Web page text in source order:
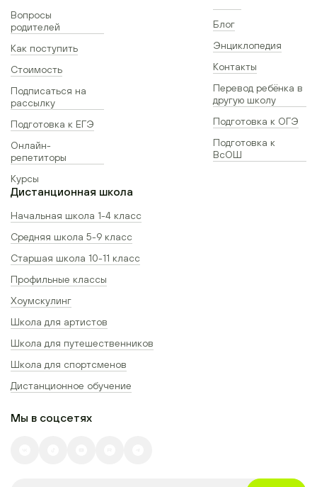
Вопросы
родителей
Как поступить
Стоимость
Подписаться на
рассылку
Подготовка к ЕГЭ
Онлайн-
репетиторы
Курсы
Блог
Энциклопедия
Контакты
Перевод ребёнка в
другую школу
Подготовка к ОГЭ
Подготовка к
ВсОШ
Дистанционная школа
Начальная школа 1-4 класс
Средняя школа 5-9 класс
Старшая школа 10-11 класс
Профильные классы
Хоумскулинг
Школа для артистов
Школа для путешественников
Школа для спортсменов
Дистанционное обучение
Мы в соцсетях